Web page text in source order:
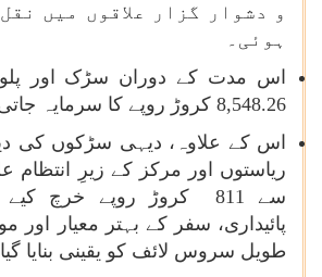
و دشوار گزار علاقوں میں
ہوئی۔
اس مدت کے دوران سڑک اور
8,548.26 کروڑ روپے کا سرمایہ جاتی خرچ آیا۔
اس کے علاوہ، دیہی سڑکوں کی
ریاستوں اور مرکز کے زیرِ
سے 811 کروڑ روپے خرچ
پائیداری، سفر کے بہتر معیار اور
طویل سروس لائف کو یقینی بنایا